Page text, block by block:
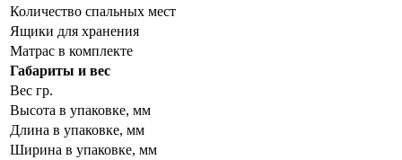
Количество спальных мест
Ящики для хранения
Матрас в комплекте
Габариты и вес
Вес гр.
Высота в упаковке, мм
Длина в упаковке, мм
Ширина в упаковке, мм